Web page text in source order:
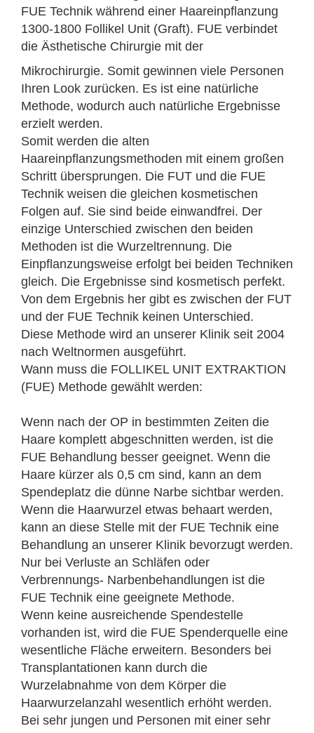
FUE Technik während einer Haareinpflanzung
1300-1800 Follikel Unit (Graft). FUE verbindet
die Ästhetische Chirurgie mit der
Mikrochirurgie. Somit gewinnen viele Personen
Ihren Look zurücken. Es ist eine natürliche
Methode, wodurch auch natürliche Ergebnisse
erzielt werden.
Somit werden die alten
Haareinpflanzungsmethoden mit einem großen
Schritt übersprungen. Die FUT und die FUE
Technik weisen die gleichen kosmetischen
Folgen auf. Sie sind beide einwandfrei. Der
einzige Unterschied zwischen den beiden
Methoden ist die Wurzeltrennung. Die
Einpflanzungsweise erfolgt bei beiden Techniken
gleich. Die Ergebnisse sind kosmetisch perfekt.
Von dem Ergebnis her gibt es zwischen der FUT
und der FUE Technik keinen Unterschied.
Diese Methode wird an unserer Klinik seit 2004
nach Weltnormen ausgeführt.
Wann muss die FOLLIKEL UNIT EXTRAKTION
(FUE) Methode gewählt werden:
Wenn nach der OP in bestimmten Zeiten die
Haare komplett abgeschnitten werden, ist die
FUE Behandlung besser geeignet. Wenn die
Haare kürzer als 0,5 cm sind, kann an dem
Spendeplatz die dünne Narbe sichtbar werden.
Wenn die Haarwurzel etwas behaart werden,
kann an diese Stelle mit der FUE Technik eine
Behandlung an unserer Klinik bevorzugt werden.
Nur bei Verluste an Schläfen oder
Verbrennungs- Narbenbehandlungen ist die
FUE Technik eine geeignete Methode.
Wenn keine ausreichende Spendestelle
vorhanden ist, wird die FUE Spenderquelle eine
wesentliche Fläche erweitern. Besonders bei
Transplantationen kann durch die
Wurzelabnahme von dem Körper die
Haarwurzelanzahl wesentlich erhöht werden.
Bei sehr jungen und Personen mit einer sehr